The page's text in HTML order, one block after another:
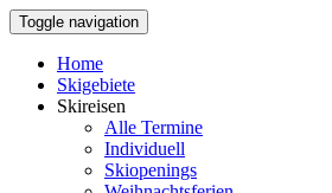
Toggle navigation
Home
Skigebiete
Skireisen
Alle Termine
Individuell
Skiopenings